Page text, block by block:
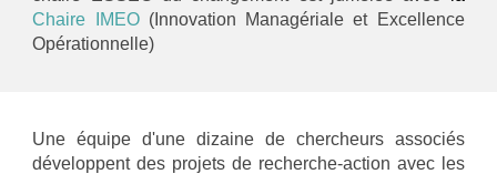
Chaire IMEO(Innovation Managériale et Excellence
Opérationnelle)
Une équipe d'une dizaine de chercheursassociés
développent des projets de recherche-action avec les